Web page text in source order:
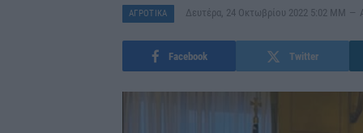
ΑΓΡΟΤΙΚΑ Δευτέρα, 24 Οκτωβρίου 2022 5:02 ΜΜ
Facebook Twitter